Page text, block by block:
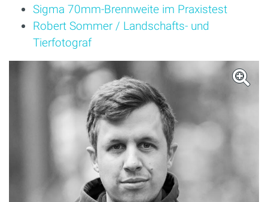
Sigma 70mm-Brennweite im Praxistest
Robert Sommer / Landschafts- und
Tierfotograf